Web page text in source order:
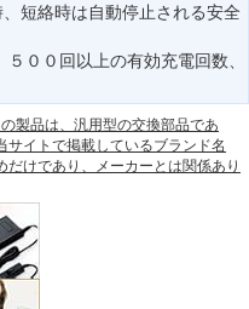
短絡時は自動停止される安全
００回以上の有効充電回数、
製品は、汎用型の交換部品であ
サイトで掲載しているブランド名
けであり、メーカーとは関係あり